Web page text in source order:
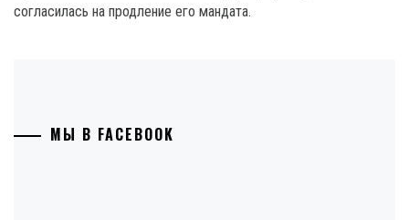
согласилась на продление его мандата.
МЫ В FACEBOOK